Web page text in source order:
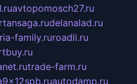
avtopomosch27.ru
delanalad.ru
family.ruroadli.ru
trade-farm.ru
autodamp.ru